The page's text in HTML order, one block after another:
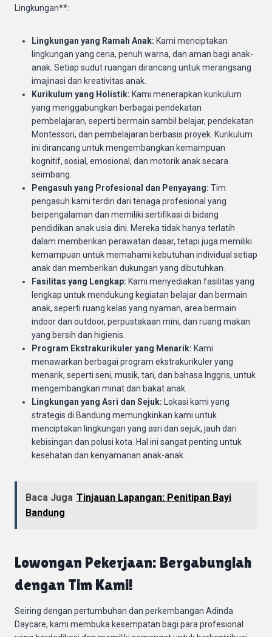
Lingkungan**:
Lingkungan yang Ramah Anak: Kami menciptakan
lingkungan yang ceria, penuh warna, dan aman bagi anak-
anak. Setiap sudut ruangan dirancang untuk merangsang
imajinasi dan kreativitas anak.
Kurikulum yang Holistik: Kami menerapkan kurikulum
yang menggabungkan berbagai pendekatan
pembelajaran, seperti bermain sambil belajar, pendekatan
Montessori, dan pembelajaran berbasis proyek. Kurikulum
ini dirancang untuk mengembangkan kemampuan
kognitif, sosial, emosional, dan motorik anak secara
seimbang.
Pengasuh yang Profesional dan Penyayang: Tim
pengasuh kami terdiri dari tenaga profesional yang
berpengalaman dan memiliki sertifikasi di bidang
pendidikan anak usia dini. Mereka tidak hanya terlatih
dalam memberikan perawatan dasar, tetapi juga memiliki
kemampuan untuk memahami kebutuhan individual setiap
anak dan memberikan dukungan yang dibutuhkan.
Fasilitas yang Lengkap: Kami menyediakan fasilitas yang
lengkap untuk mendukung kegiatan belajar dan bermain
anak, seperti ruang kelas yang nyaman, area bermain
indoor dan outdoor, perpustakaan mini, dan ruang makan
yang bersih dan higienis.
Program Ekstrakurikuler yang Menarik: Kami
menawarkan berbagai program ekstrakurikuler yang
menarik, seperti seni, musik, tari, dan bahasa Inggris, untuk
mengembangkan minat dan bakat anak.
Lingkungan yang Asri dan Sejuk: Lokasi kami yang
strategis di Bandung memungkinkan kami untuk
menciptakan lingkungan yang asri dan sejuk, jauh dari
kebisingan dan polusi kota. Hal ini sangat penting untuk
kesehatan dan kenyamanan anak-anak.
Baca Juga Tinjauan Lapangan: Penitipan Bayi
Bandung
Lowongan Pekerjaan: Bergabunglah
dengan Tim Kami!
Seiring dengan pertumbuhan dan perkembangan Adinda
Daycare, kami membuka kesempatan bagi para profesional